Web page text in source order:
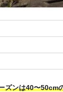
ズンは40〜50cm